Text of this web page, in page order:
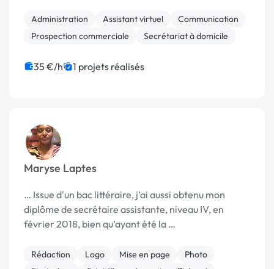
Administration Assistant virtuel
Communication
Prospection commerciale
Secrétariat à domicile
35 €/h 1 projets réalisés
Maryse Laptes
… Issue d'un bac littéraire, j’ai aussi obtenu mon
diplôme de secrétaire assistante, niveau IV, en
février 2018, bien qu’ayant été la …
Rédaction Logo Mise en page
Photo